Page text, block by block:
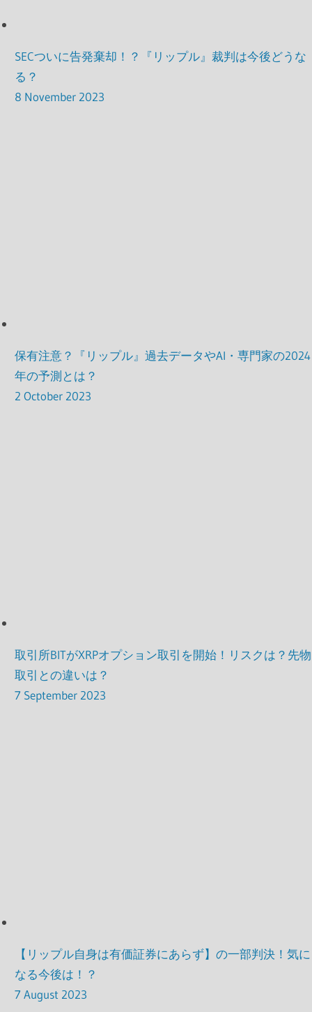
SECついに告発棄却！？『リップル』裁判は今後どうな
る？
8 November 2023
保有注意？『リップル』過去データやAI・専門家の2024
年の予測とは？
2 October 2023
取引所BITがXRPオプション取引を開始！リスクは？先物
取引との違いは？
7 September 2023
【リップル自身は有価証券にあらず】の一部判決！気に
なる今後は！？
7 August 2023